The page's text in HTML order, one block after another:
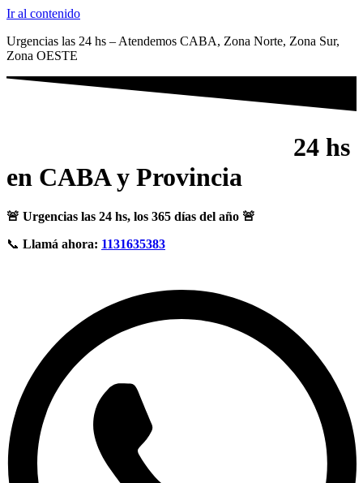
Ir al contenido
Urgencias las 24 hs – Atendemos CABA, Zona Norte, Zona Sur,
Zona OESTE
24 hs
en CABA y Provincia
🚨 Urgencias las 24 hs, los 365 días del año 🚨
📞 Llamá ahora: 1131635383